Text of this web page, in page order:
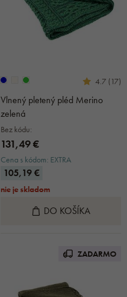
4.7 (17)
Vlnený pletený pléd Merino
zelená
Bez kódu:
131,49 €
Cena s kódom: EXTRA
105,19 €
nie je skladom
DO KOŠÍKA
ZADARMO